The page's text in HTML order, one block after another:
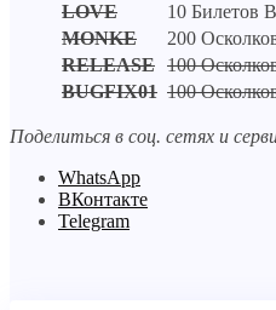
LOVE
10 Билетов
MONKE
200
RELEASE 100
BUGFIX01 100
Поделиться в соц. сетях и
WhatsApp
ВКонтакте
Telegram